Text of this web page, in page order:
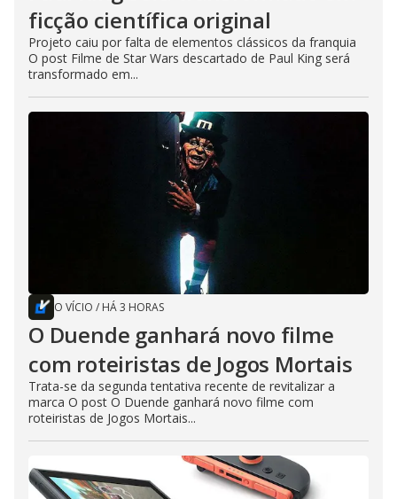
ficção científica original
Projeto caiu por falta de elementos clássicos da franquia
O post Filme de Star Wars descartado de Paul King será
transformado em...
O VÍCIO / HÁ 3 HORAS
O Duende ganhará novo filme
com roteiristas de Jogos Mortais
Trata-se da segunda tentativa recente de revitalizar a
marca O post O Duende ganhará novo filme com
roteiristas de Jogos Mortais...